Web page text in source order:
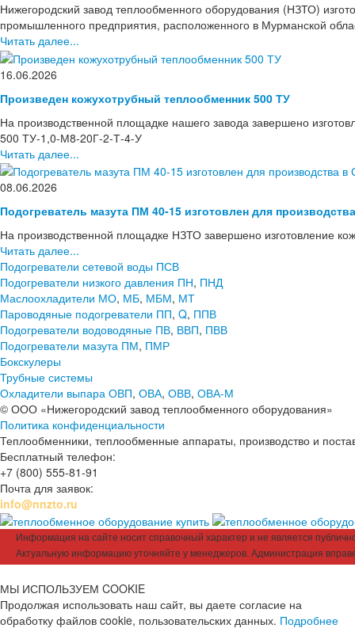
Нижегородский завод теплообменного оборудования (НЗТО)
промышленного предприятия, расположенного в Мурманской
Читать далее...
16.06.2026
Произведен кожухотрубный теплообменник 500 ТУ
На производственной площадке нашего завода завершено
500 ТУ-1,0-М8-20Г-2-Т-4-У
Читать далее...
08.06.2026
Подогреватель мазута ПМ 40-15 изготовлен для
На производственной площадке НЗТО завершено изготовление
Читать далее...
Подогреватели сетевой воды ПСВ
Подогреватели низкого давления ПН, ПНД
Маслоохладители МО, МБ, МБМ, МТ
Пароводяные подогреватели ПП, Q, ППВ
Подогреватели водоводяные ПВ, ВВП, ПВВ
Подогреватели мазута ПМ, ПМР
Бокскулеры
Трубные системы
Охладители выпара ОВП, ОВА, ОВВ, ОВА-М
© ООО «Нижегородский завод теплообменного оборудования»
Политика конфиденциальности
Теплообменники, теплообменные аппараты, производство и
Бесплатный телефон:
+7 (800) 555-81-91
Почта для заявок:
info@nnzto.ru
Информация на сайте носит справочный характер и не является
Актуальную информацию уточняйте у менеджеров. Администрация
МЫ ИСПОЛЬЗУЕМ COOKIE
Продолжая использовать наш сайт, вы даете согласие на
обработку файлов cookie, пользовательских данных. Подробнее